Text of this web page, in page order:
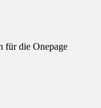
für die Onepage